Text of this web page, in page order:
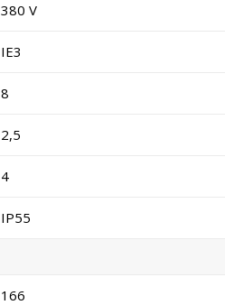
380 V
IE3
8
2,5
4
IP55
166